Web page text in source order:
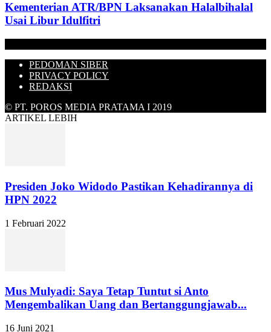
Kementerian ATR/BPN Laksanakan Halalbihalal
Usai Libur Idulfitri
PEDOMAN SIBER
PRIVACY POLICY
REDAKSI
© PT. POROS MEDIA PRATAMA I 2019
ARTIKEL LEBIH
Presiden Joko Widodo Pastikan Kehadirannya di
HPN 2022
1 Februari 2022
Mus Mulyadi: Saya Tetap Tuntut si Anto
Mengembalikan Uang dan Bertanggungjawab...
16 Juni 2021